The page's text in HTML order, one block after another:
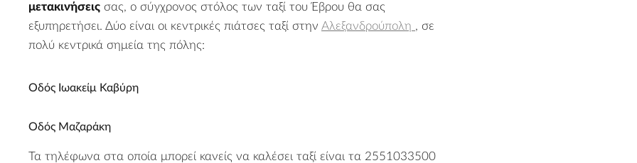
μετακινήσεις σας, ο σύγχρονος στόλος των ταξί του Έβρου θα σας
εξυπηρετήσει. Δύο είναι οι κεντρικές πιάτσες ταξί στην Αλεξανδρούπολη , σε
πολύ κεντρικά σημεία της πόλης:
Οδός Ιωακείμ Καβύρη
Οδός Μαζαράκη
Τα τηλέφωνα στα οποία μπορεί κανείς να καλέσει ταξί είναι τα 2551033500